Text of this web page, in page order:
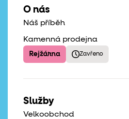
O nás
Náš příběh
Kamenná prodejna
Rejžárna Zavřeno
Služby
Velkoobchod